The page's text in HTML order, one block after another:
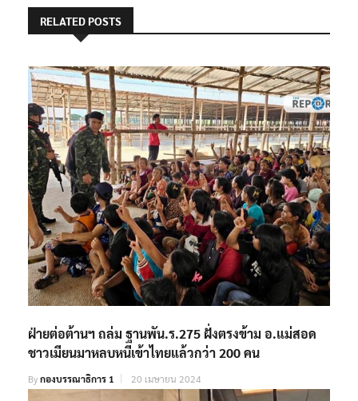
RELATED POSTS
ฝ่ายต่อต้านฯ ถล่ม ฐานพัน.ร.275 ฝั่งตรงข้าม อ.แม่สอด
ชาวเมียนมาหลบหนีเข้าไทยแล้วกว่า 200 คน
Byกองบรรณาธิการ 1 20 เมษายน 2024